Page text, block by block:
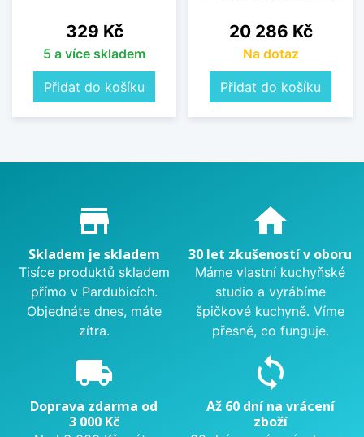
Cena
329 Kč
5 a více skladem
Přidat do košíku
Cena
20 286 Kč
Na dotaz
Přidat do košíku
Proč nakupovat u nás?
store_mall_directory
Skladem je skladem
Tisíce produktů skladem
přímo v Pardubicích.
Objednáte dnes, máte
zítra.
home
30 let zkušeností v oboru
Máme vlastní kuchyňské
studio a vyrábíme
špičkové kuchyně. Víme
přesně, co funguje.
local_shipping
Doprava zdarma od
3 000 Kč
sync
Až 60 dní na vrácení
zboží